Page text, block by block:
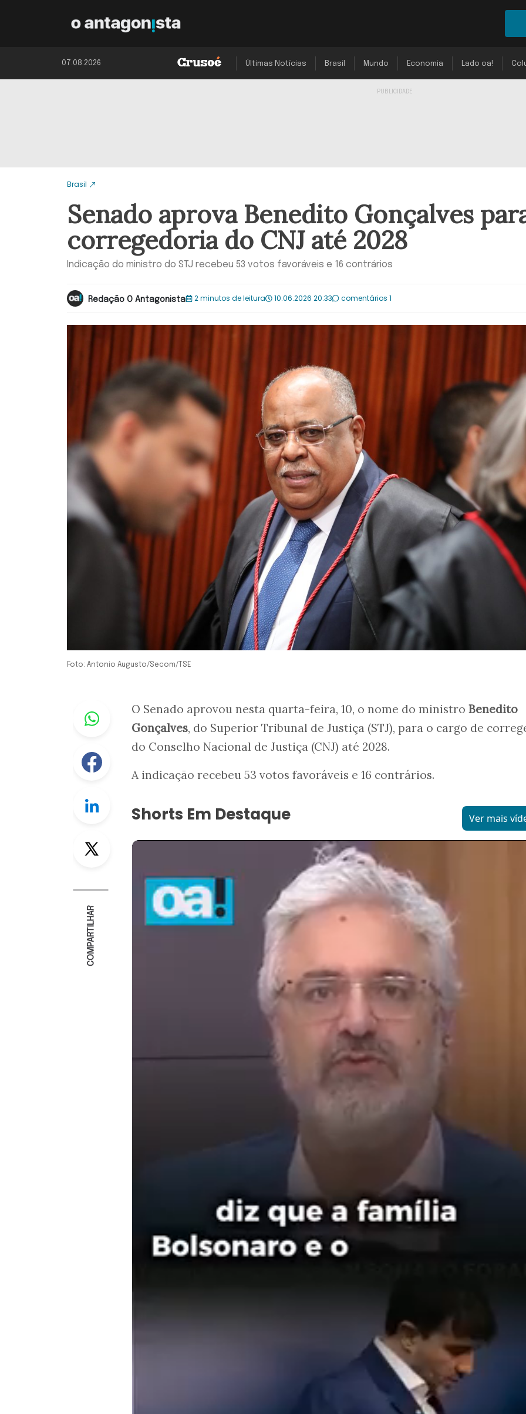
07.08.2026 Últimas Notícias Brasil Mundo Economia Lado oa!
Brasil
Senado aprova Benedito Gonçalves
corregedoria do CNJ até 2028
Indicação do ministro do STJ recebeu 53 votos favoráveis e 16 contrários
Redação O Antagonista 2 minutos de leitura 10.06.2026 20:33 comentários 1
Foto: Antonio Augusto/Secom/TSE
Whastapp
Facebook
Twitter
COMPARTILHAR
O Senado aprovou nesta quarta-feira, 10, o nome do ministro Benedito
Gonçalves, do Superior Tribunal de Justiça (STJ), para o cargo de
do Conselho Nacional de Justiça (CNJ) até 2028.
A indicação recebeu 53 votos favoráveis e 16 contrários.
Shorts Em Destaque Ver mais